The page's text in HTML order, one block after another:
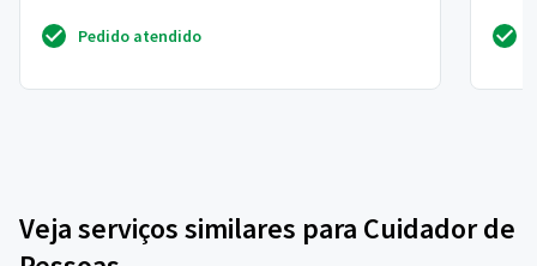
Pedido atendido
Veja serviços similares para Cuidador de